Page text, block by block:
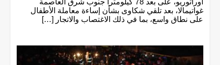
غواتيمالا، بعد تلقي شكاوى بشأن إساءة معاملة الأطفال
على نطاق واسع، بما في ذلك الاغتصاب والاتجار […]